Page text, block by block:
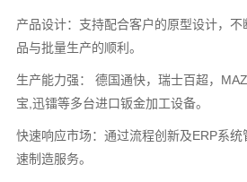
产品设计：支持配合客户的原型设计，
品与批量生产的顺利。
生产能力强： 德国通快，瑞士百超，
宝,迅镭等多台进口钣金加工设备。
快速响应市场：通过流程创新及ERP系
速制造服务。